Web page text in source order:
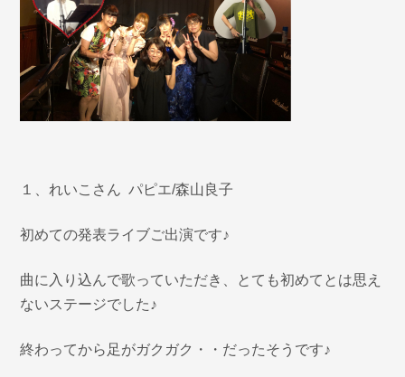
１、れいこさん パピエ/森山良子
初めての発表ライブご出演です♪
曲に入り込んで歌っていただき、とても初めてとは思え
ないステージでした♪
終わってから足がガクガク・・だったそうです♪